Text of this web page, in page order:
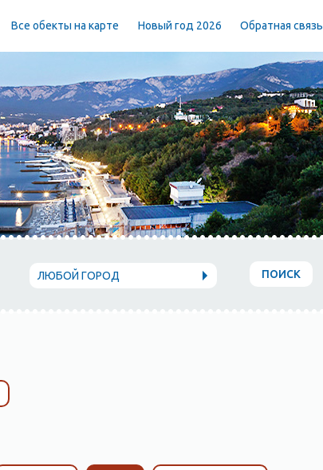
Все обекты на карте Новый год 2026 Обратная связь
ЛЮБОЙ ГОРОД ПОИСК